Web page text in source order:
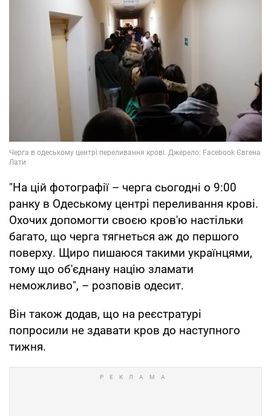
"На цій фотографії – черга сьогодні о 9:00
ранку в Одеському центрі переливання крові.
Охочих допомогти своєю кров'ю настільки
багато, що черга тягнеться аж до першого
поверху. Щиро пишаюся такими українцями,
тому що об'єднану націю зламати
неможливо", – розповів одесит.
Він також додав, що на реєстратурі
попросили не здавати кров до наступного
тижня.